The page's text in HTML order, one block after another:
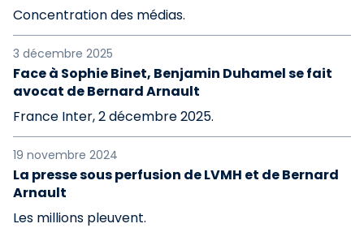
Concentration des médias.
3 décembre 2025
Face à Sophie Binet, Benjamin Duhamel se fait
avocat de Bernard Arnault
France Inter, 2 décembre 2025.
19 novembre 2024
La presse sous perfusion de LVMH et de Bernard
Arnault
Les millions pleuvent.